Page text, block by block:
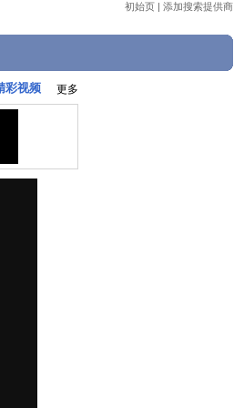
初始页 | 添加搜索提供商
彩视频 更多